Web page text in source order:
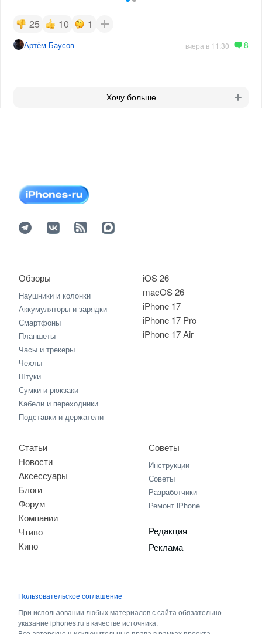
25 10 1
Артём Баусов вчера в 11:30 8
Хочу больше
iOS 26
macOS 26
iPhone 17
iPhone 17 Pro
iPhone 17 Air
Обзоры
Наушники и колонки
Аккумуляторы и зарядки
Смартфоны
Планшеты
Часы и трекеры
Чехлы
Штуки
Сумки и рюкзаки
Кабели и переходники
Подставки и держатели
Статьи
Новости
Аксессуары
Блоги
Форум
Компании
Чтиво
Кино
Советы
Инструкции
Советы
Разработчики
Ремонт iPhone
Редакция
Реклама
Пользовательское соглашение
При использовании любых материалов с сайта обязательно
указание iphones.ru в качестве источника.